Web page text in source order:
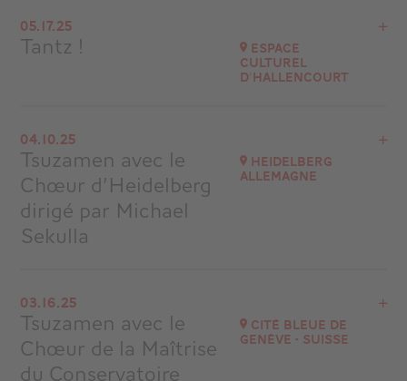
La Loge – Beaupréau-en-Mauges
05.17.25
Tantz ! Espace
Culturel
d'Hallencourt
80490 HALLENCOURT
at20H30
Go to site
04.10.25
Tsuzamen avec le
Chœur d’Heidelberg
dirigé par Michael
Sekulla
Heidelberg
Allemagne
Heildeberg Allemagne
Go to site
03.16.25
Tsuzamen avec le
Chœur de la Maîtrise
du Conservatoire
Cité Bleue de
Genève - Suisse